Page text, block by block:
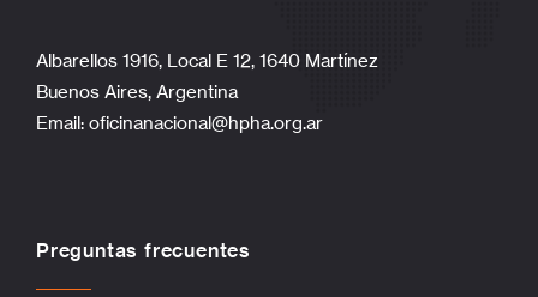
Albarellos 1916, Local E 12, 1640 Martínez
Buenos Aires, Argentina
Email: oficinanacional@hpha.org.ar
Preguntas frecuentes